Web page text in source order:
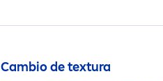
Cambio de textura